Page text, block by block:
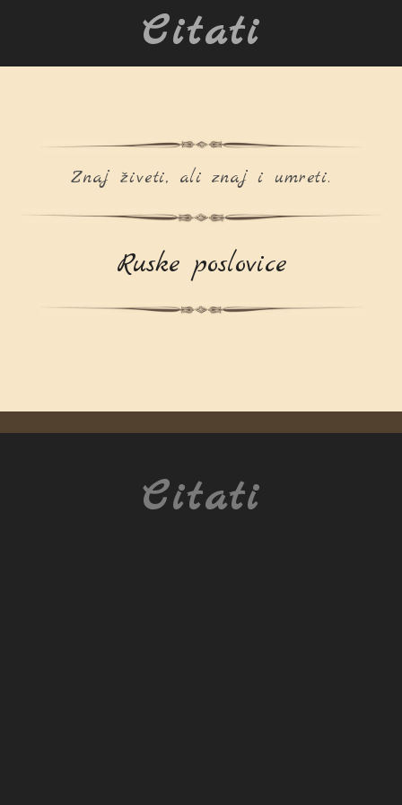
Citati
Znaj živeti, ali znaj i umreti.
Ruske poslovice
Citati